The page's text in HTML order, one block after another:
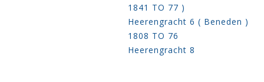
1841 TO 77 )
Heerengracht 6 ( Beneden )
1808 TO 76
Heerengracht 8